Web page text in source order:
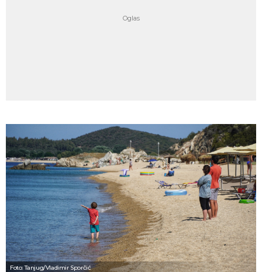
Foto: Tanjug/Vladimir Sporčić